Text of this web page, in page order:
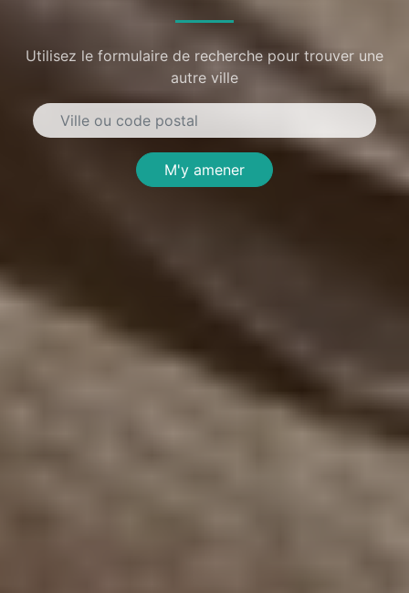
Utilisez le formulaire de recherche pour trouver une
autre ville
M'y amener